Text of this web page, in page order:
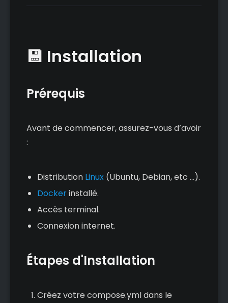
💾 Installation
Prérequis
Avant de commencer, assurez-vous d’avoir
:
Distribution Linux(Ubuntu, Debian, etc ...).
Dockerinstallé.
Accès terminal.
Connexion internet.
Étapes d'Installation
Créez votre compose.yml dans le